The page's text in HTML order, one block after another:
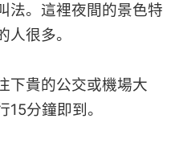
法。這裡夜間的景色特
很多。
下貴的公交或機場大
分鐘即到。